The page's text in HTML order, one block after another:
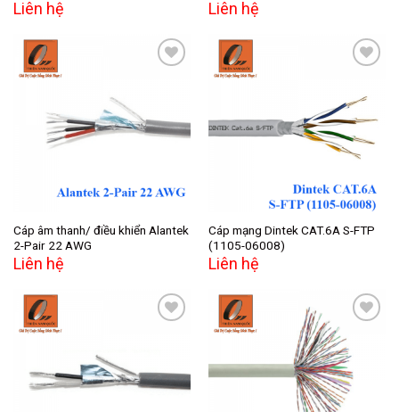
Liên hệ Liên hệ
wishlist
Cáp âm thanh/ điều khiển Alantek
2-Pair 22 AWG
Liên hệ
Add to
wishlist
Cáp mạng Dintek CAT.6A S-FTP
(1105-06008)
Liên hệ
wishlist
Add to
wishlist